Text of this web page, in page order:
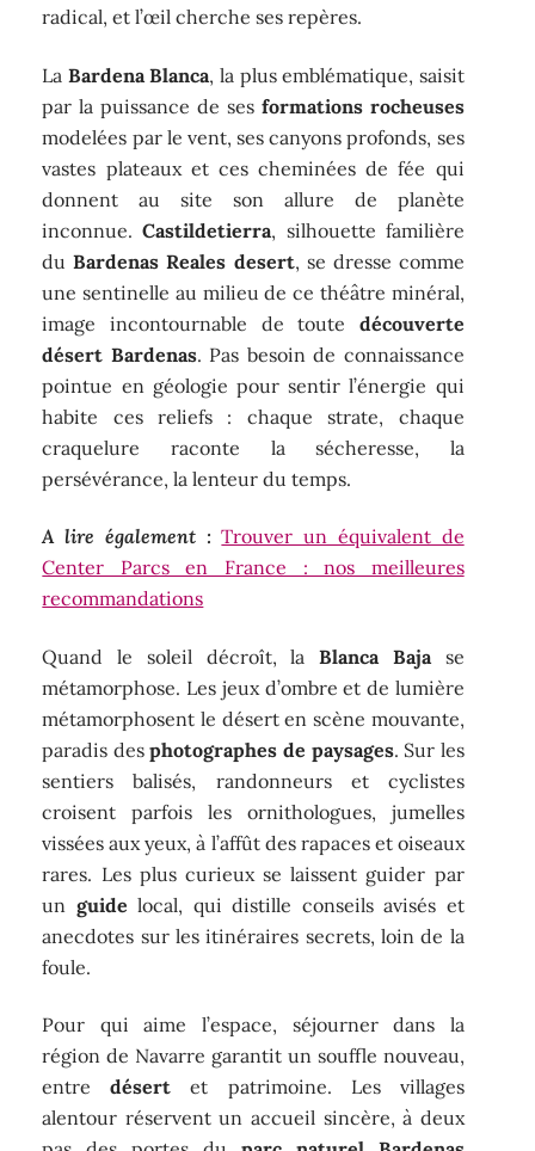
radical, et l’œil cherche ses repères.
La Bardena Blanca, la plus emblématique, saisit
par la puissance de ses formations rocheuses
modelées par le vent, ses canyons profonds, ses
vastes plateaux et ces cheminées de fée qui
donnent au site son allure de planète
inconnue.Castildetierra, silhouette familière
duBardenas Reales desert, se dresse comme
une sentinelle au milieu de ce théâtre minéral,
image incontournable de toute découverte
désert Bardenas. Pas besoin de connaissance
pointue en géologie pour sentir l’énergie qui
habite ces reliefs : chaque strate, chaque
craquelure raconte la sécheresse, la
persévérance, la lenteur du temps.
A lire également : Trouver un équivalent de
Center Parcs en France : nos meilleures
recommandations
Quand le soleil décroît, laBlanca Bajase
métamorphose. Les jeux d’ombre et de lumière
métamorphosent le désert en scène mouvante,
paradis desphotographes de paysages. Sur les
sentiers balisés, randonneurs et cyclistes
croisent parfois les ornithologues, jumelles
vissées aux yeux, à l’affût des rapaces et oiseaux
rares. Les plus curieux se laissent guider par
un guide local, qui distille conseils avisés et
anecdotes sur les itinéraires secrets, loin de la
foule.
Pour qui aime l’espace, séjourner dans la
région de Navarre garantit un souffle nouveau,
entredésert et patrimoine. Les villages
alentour réservent un accueil sincère, à deux